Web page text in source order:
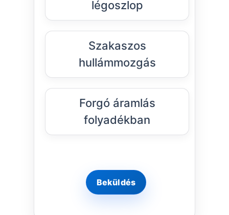
légoszlop
Szakaszos
hullámmozgás
Forgó áramlás
folyadékban